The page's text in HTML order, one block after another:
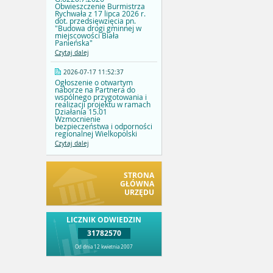
Obwieszczenie Burmistrza
Rychwała z 17 lipca 2026 r.
dot. przedsięwzięcia pn.
"Budowa drogi gminnej w
miejscowości Biała
Panieńska"
Czytaj dalej
2026-07-17 11:52:37
Ogłoszenie o otwartym
naborze na Partnera do
wspólnego przygotowania i
realizacji projektu w ramach
Działania 15.01
Wzmocnienie
bezpieczeństwa i odporności
regionalnej Wielkopolski
Czytaj dalej
STRONA
GŁÓWNA
URZĘDU
LICZNIK ODWIEDZIN
31782570
Od dnia 12 kwietnia 2007